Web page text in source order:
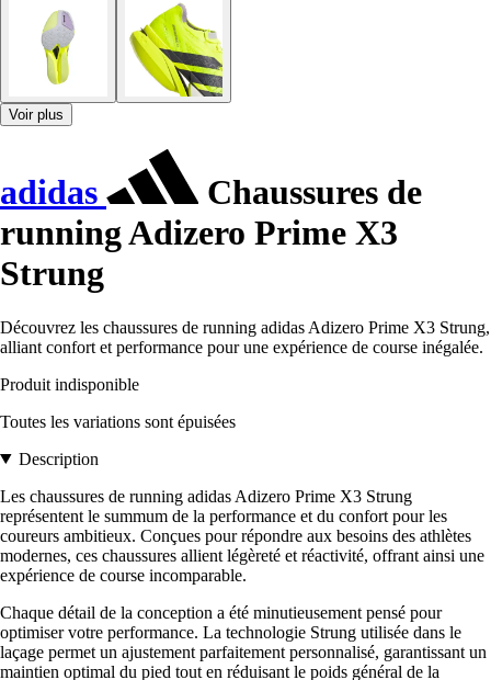
Voir plus
adidas
Chaussures de
running Adizero Prime X3
Strung
Découvrez les chaussures de running adidas Adizero Prime X3 Strung,
alliant confort et performance pour une expérience de course inégalée.
Produit indisponible
Toutes les variations sont épuisées
Description
Les chaussures de running adidas Adizero Prime X3 Strung
représentent le summum de la performance et du confort pour les
coureurs ambitieux. Conçues pour répondre aux besoins des athlètes
modernes, ces chaussures allient légèreté et réactivité, offrant ainsi une
expérience de course incomparable.
Chaque détail de la conception a été minutieusement pensé pour
optimiser votre performance. La technologie Strung utilisée dans le
laçage permet un ajustement parfaitement personnalisé, garantissant un
maintien optimal du pied tout en réduisant le poids général de la